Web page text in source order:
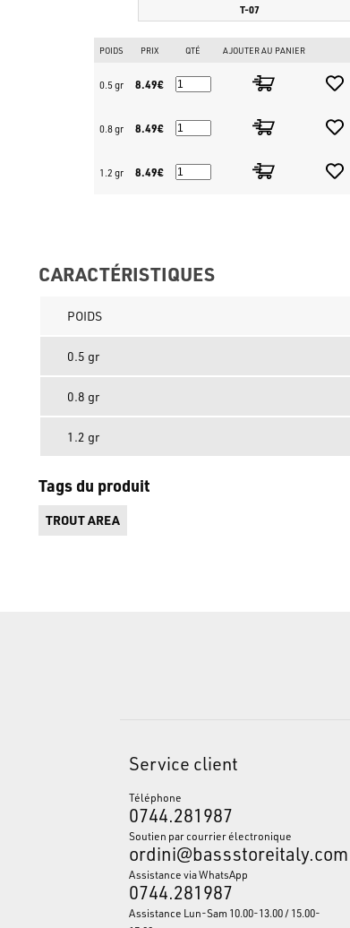
T-07
POIDS PRIX QTÉ AJOUTER AU PANIER
0.5 gr 8.49€
0.8 gr 8.49€
1.2 gr 8.49€
CARACTÉRISTIQUES
POIDS
0.5 gr
0.8 gr
1.2 gr
Tags du produit
TROUT AREA
Service client
Téléphone
0744.281987
Soutien par courrier électronique
ordini@bassstoreitaly.com
Assistance via WhatsApp
0744.281987
Assistance Lun-Sam 10.00-13.00 / 15.00-